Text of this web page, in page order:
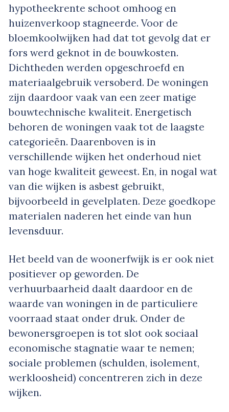
hypotheekrente schoot omhoog en
huizenverkoop stagneerde. Voor de
bloemkoolwijken had dat tot gevolg dat er
fors werd geknot in de bouwkosten.
Dichtheden werden opgeschroefd en
materiaalgebruik versoberd. De woningen
zijn daardoor vaak van een zeer matige
bouwtechnische kwaliteit. Energetisch
behoren de woningen vaak tot de laagste
categorieën. Daarenboven is in
verschillende wijken het onderhoud niet
van hoge kwaliteit geweest. En, in nogal wat
van die wijken is asbest gebruikt,
bijvoorbeeld in gevelplaten. Deze goedkope
materialen naderen het einde van hun
levensduur.
Het beeld van de woonerfwijk is er ook niet
positiever op geworden. De
verhuurbaarheid daalt daardoor en de
waarde van woningen in de particuliere
voorraad staat onder druk. Onder de
bewonersgroepen is tot slot ook sociaal
economische stagnatie waar te nemen;
sociale problemen (schulden, isolement,
werkloosheid) concentreren zich in deze
wijken.